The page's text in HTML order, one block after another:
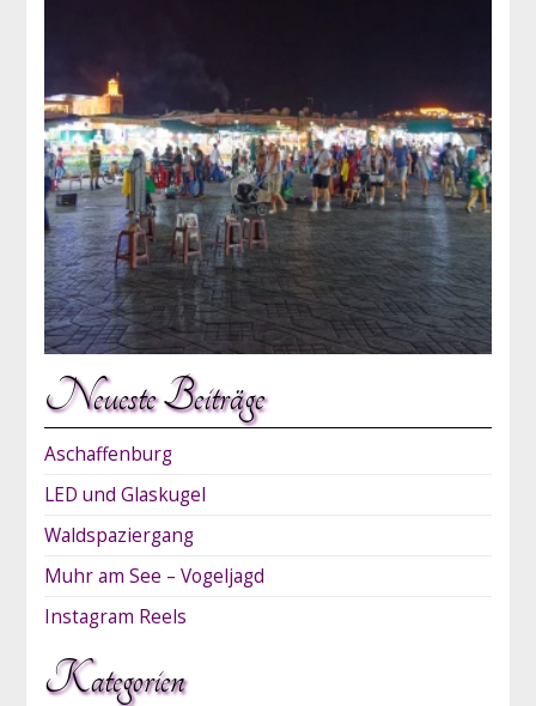
Neueste Beiträge
Aschaffenburg
LED und Glaskugel
Waldspaziergang
Muhr am See – Vogeljagd
Instagram Reels
Kategorien